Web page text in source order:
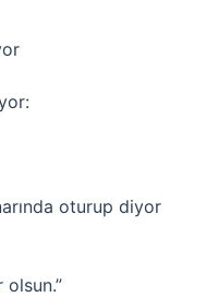
oturup diyor
olsun.”